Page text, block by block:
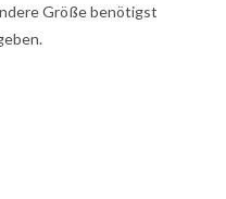
Größe benötigst